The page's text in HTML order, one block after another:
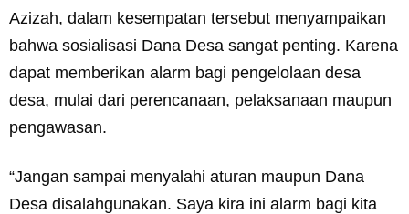
Azizah, dalam kesempatan tersebut menyampaikan
bahwa sosialisasi Dana Desa sangat penting. Karena
dapat memberikan alarm bagi pengelolaan desa
desa, mulai dari perencanaan, pelaksanaan maupun
pengawasan.
“Jangan sampai menyalahi aturan maupun Dana
Desa disalahgunakan. Saya kira ini alarm bagi kita